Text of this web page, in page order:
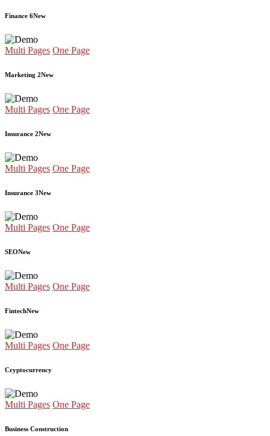
Finance 6New
Multi Pages One Page
Marketing 2New
Multi Pages One Page
Insurance 2New
Multi Pages One Page
Insurance 3New
Multi Pages One Page
SEONew
Multi Pages One Page
FintechNew
Multi Pages One Page
Cryptocurrency
Multi Pages One Page
Business Construction